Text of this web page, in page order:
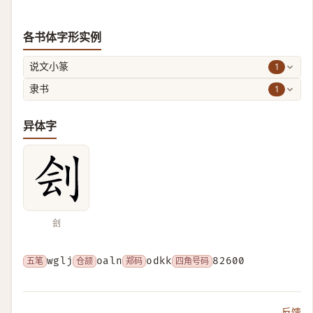
各书体字形实例
说文小篆 1
隶书 1
异体字
刽
五笔 wglj 仓颉 oaln 郑码 odkk 四角号码 82600